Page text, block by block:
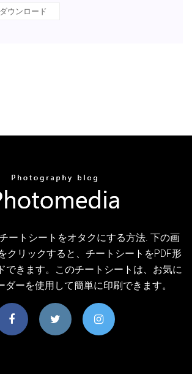
ウンロード
ートシートをオタクにする方法. 下の画
クリックすると、チートシートをPDF形
できます。このチートシートは、お気に
ダーを使用して簡単に印刷できます。